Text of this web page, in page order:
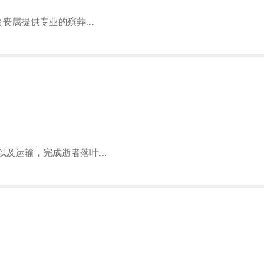
属提供专业的殡葬...
及运输，完成逝者落叶...